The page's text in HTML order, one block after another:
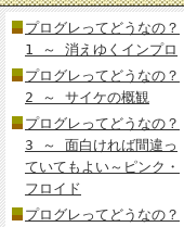
プログレってどうなの？
1 ～ 消えゆくインプロ
プログレってどうなの？
2 ～ サイケの概観
プログレってどうなの？
3 ～ 面白ければ間違っ
ていてもよい～ピンク・
フロイド
プログレってどうなの？